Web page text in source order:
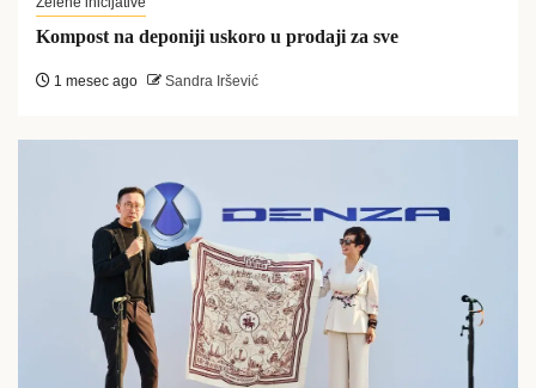
Kompost na deponiji uskoro u prodaji za sve
1 mesec ago Sandra Iršević